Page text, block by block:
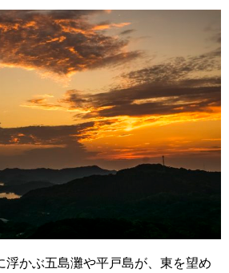
浮かぶ五島灘や平戸島が、東を望め